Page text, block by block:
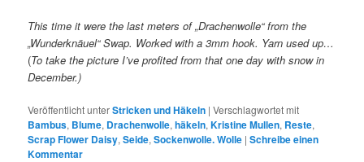
This time it were the last meters of „Drachenwolle“ from the
„Wunderknäuel“ Swap. Worked with a 3mm hook. Yarn used up…
(To take the picture I’ve profited from that one day with snow in
December.)
Veröffentlicht unterStricken und Häkeln |Verschlagwortet mit
Bambus, Blume, Drachenwolle,häkeln,Kristine Mullen, Reste,
Scrap Flower Daisy,Seide,Sockenwolle. Wolle |Schreibe einen
Kommentar